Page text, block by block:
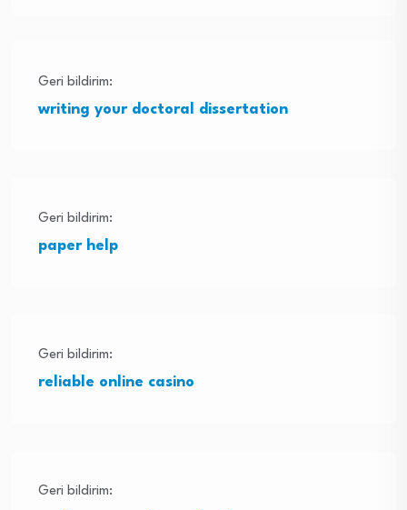
Geri bildirim:
writing your doctoral dissertation
Geri bildirim:
paper help
Geri bildirim:
reliable online casino
Geri bildirim: